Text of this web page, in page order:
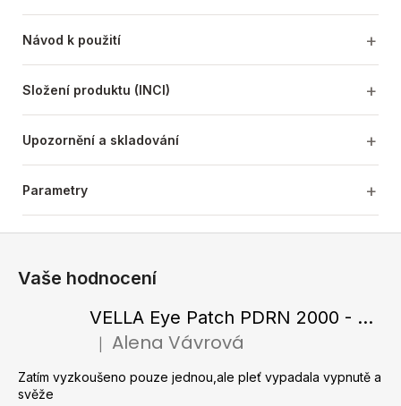
Návod k použití
Složení produktu (INCI)
Upozornění a skladování
Parametry
Vaše hodnocení
VELLA Eye Patch PDRN 2000 - Tající hydrogelové náplasti pod oči s PDRN 72 g / 60 ks
Hodnocení produktu je 5 z 5 hvězdiček.
Alena Vávrová
Zatím vyzkoušeno pouze jednou,ale pleť vypadala vypnutě a
svěže